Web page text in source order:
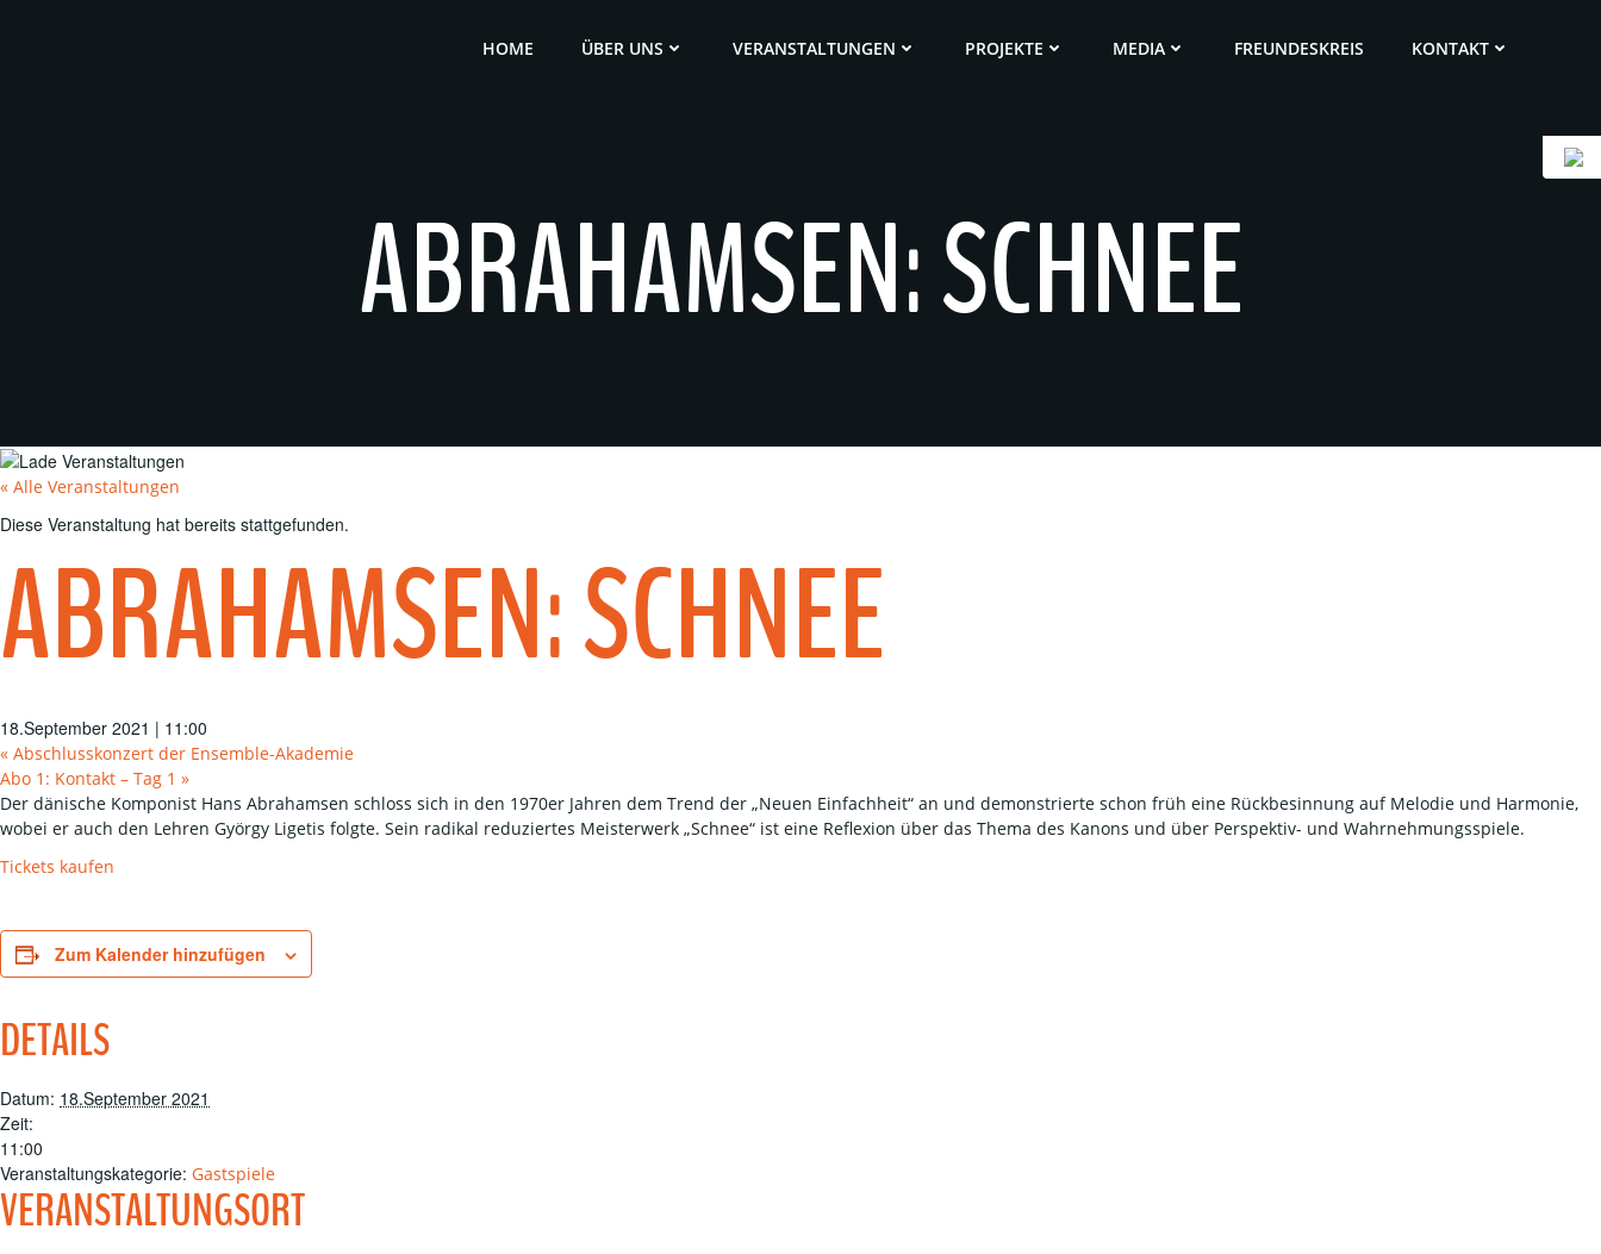
HOME ÜBER UNS VERANSTALTUNGEN PROJEKTE MEDIA FREUNDESKREIS KONTAKT
ABRAHAMSEN: SCHNEE
« Alle Veranstaltungen
Diese Veranstaltung hat bereits stattgefunden.
ABRAHAMSEN: SCHNEE
18.September 2021 | 11:00
« Abschlusskonzert der Ensemble-Akademie
Abo 1: Kontakt – Tag 1 »
Der dänische Komponist Hans Abrahamsen schloss sich in den 1970er Jahren dem Trend der „Neuen Einfachheit“ an und demonstrierte schon früh eine Rückbesinnung auf Melodie und Harmonie,
wobei er auch den Lehren György Ligetis folgte. Sein radikal reduziertes Meisterwerk „Schnee“ ist eine Reflexion über das Thema des Kanons und über Perspektiv- und Wahrnehmungsspiele.
Tickets kaufen
Zum Kalender hinzufügen
DETAILS
Datum: 18.September 2021
Zeit:
11:00
Veranstaltungskategorie: Gastspiele
VERANSTALTUNGSORT